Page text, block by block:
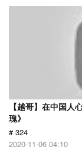
【越哥】在中国人
瑰》
# 324
2020-11-06 04:10